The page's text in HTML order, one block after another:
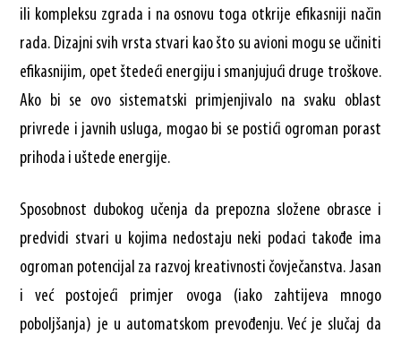
ili kompleksu zgrada i na osnovu toga otkrije efikasniji način
rada. Dizajni svih vrsta stvari kao što su avioni mogu se učiniti
efikasnijim, opet štedeći energiju i smanjujući druge troškove.
Ako bi se ovo sistematski primjenjivalo na svaku oblast
privrede i javnih usluga, mogao bi se postići ogroman porast
prihoda i uštede energije.
Sposobnost dubokog učenja da prepozna složene obrasce i
predvidi stvari u kojima nedostaju neki podaci takođe ima
ogroman potencijal za razvoj kreativnosti čovječanstva. Jasan
i već postojeći primjer ovoga (iako zahtijeva mnogo
poboljšanja) je u automatskom prevođenju. Već je slučaj da